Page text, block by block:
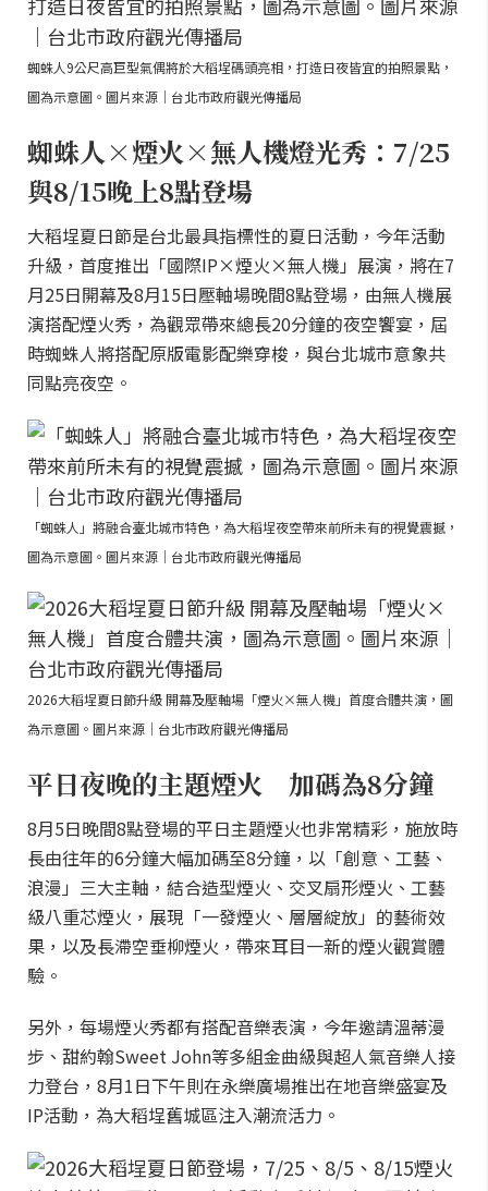
蜘蛛人9公尺高巨型氣偶將於大稻埕碼頭亮相，打造日夜皆宜的拍照景點，
圖為示意圖。圖片來源｜台北市政府觀光傳播局
蜘蛛人×煙火×無人機燈光秀：7/25
與8/15晚上8點登場
大稻埕夏日節是台北最具指標性的夏日活動，今年活動
升級，首度推出「國際IP×煙火×無人機」展演，將在7
月25日開幕及8月15日壓軸場晚間8點登場，由無人機展
演搭配煙火秀，為觀眾帶來總長20分鐘的夜空饗宴，屆
時蜘蛛人將搭配原版電影配樂穿梭，與台北城市意象共
同點亮夜空。
「蜘蛛人」將融合臺北城市特色，為大稻埕夜空帶來前所未有的視覺震撼，
圖為示意圖。圖片來源｜台北市政府觀光傳播局
2026大稻埕夏日節升級 開幕及壓軸場「煙火×無人機」首度合體共演，圖
為示意圖。圖片來源｜台北市政府觀光傳播局
平日夜晚的主題煙火 加碼為8分鐘
8月5日晚間8點登場的平日主題煙火也非常精彩，施放時
長由往年的6分鐘大幅加碼至8分鐘，以「創意、工藝、
浪漫」三大主軸，結合造型煙火、交叉扇形煙火、工藝
級八重芯煙火，展現「一發煙火、層層綻放」的藝術效
果，以及長滯空垂柳煙火，帶來耳目一新的煙火觀賞體
驗。
另外，每場煙火秀都有搭配音樂表演，今年邀請溫蒂漫
步、甜約翰Sweet John等多組金曲級與超人氣音樂人接
力登台，8月1日下午則在永樂廣場推出在地音樂盛宴及
IP活動，為大稻埕舊城區注入潮流活力。